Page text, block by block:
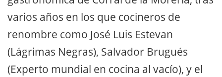
varios años en los que cocineros de
renombre como José Luis Estevan
(Lágrimas Negras), Salvador Brugués
(Experto mundial en cocina al vacío), y el